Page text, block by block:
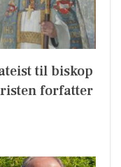
til biskop
forfatter